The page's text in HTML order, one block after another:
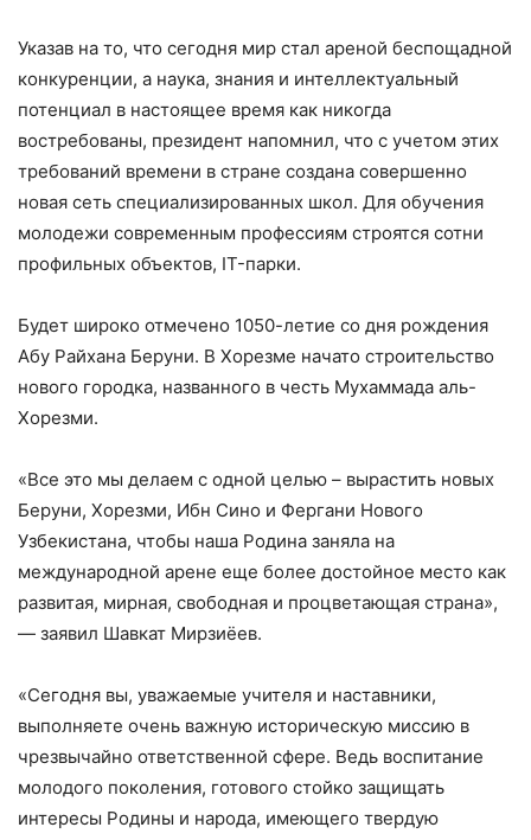
Указав на то, что сегодня мир стал ареной беспощадной
конкуренции, а наука, знания и интеллектуальный
потенциал в настоящее время как никогда
востребованы, президент напомнил, что с учетом этих
требований времени в стране создана совершенно
новая сеть специализированных школ. Для обучения
молодежи современным профессиям строятся сотни
профильных объектов, IT-парки.
Будет широко отмечено 1050-летие со дня рождения
Абу Райхана Беруни. В Хорезме начато строительство
нового городка, названного в честь Мухаммада аль-
Хорезми.
«Все это мы делаем с одной целью – вырастить новых
Беруни, Хорезми, Ибн Сино и Фергани Нового
Узбекистана, чтобы наша Родина заняла на
международной арене еще более достойное место как
развитая, мирная, свободная и процветающая страна»,
— заявил Шавкат Мирзиёев.
«Сегодня вы, уважаемые учителя и наставники,
выполняете очень важную историческую миссию в
чрезвычайно ответственной сфере. Ведь воспитание
молодого поколения, готового стойко защищать
интересы Родины и народа, имеющего твердую